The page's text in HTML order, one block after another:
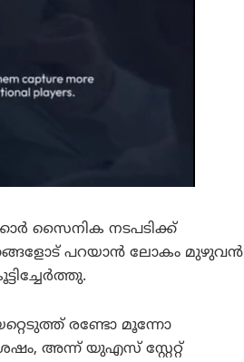
സൈനിക നടപടിക്ക്
ഞങ്ങളോട് പറയാൻ ലോകം മുഴുവൻ
രണ്ടോ മൂന്നോ
അന്ന് യുഎസ് സ്റ്റേറ്റ്